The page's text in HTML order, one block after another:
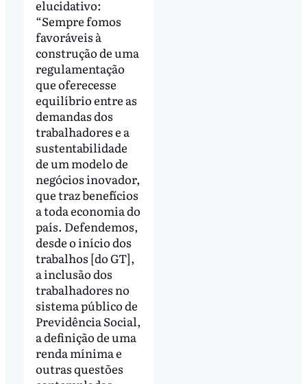
elucidativo:
“Sempre fomos
favoráveis à
construção de uma
regulamentação
que oferecesse
equilíbrio entre as
demandas dos
trabalhadores e a
sustentabilidade
de um modelo de
negócios inovador,
que traz benefícios
a toda economia do
país. Defendemos,
desde o início dos
trabalhos [do GT],
a inclusão dos
trabalhadores no
sistema público de
Previdência Social,
a definição de uma
renda mínima e
outras questões